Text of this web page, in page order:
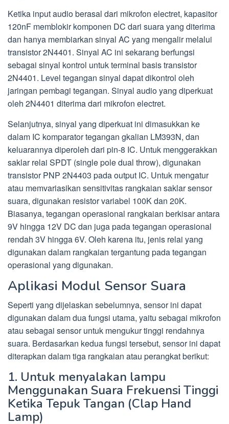
Ketika input audio berasal dari mikrofon electret, kapasitor
120nF memblokir komponen DC dari suara yang diterima
dan hanya membiarkan sinyal AC yang mengalir melalui
transistor 2N4401. Sinyal AC ini sekarang berfungsi
sebagai sinyal kontrol untuk terminal basis transistor
2N4401. Level tegangan sinyal dapat dikontrol oleh
jaringan pembagi tegangan. Sinyal audio yang diperkuat
oleh 2N4401 diterima dari mikrofon electret.
Selanjutnya, sinyal yang diperkuat ini dimasukkan ke
dalam IC komparator tegangan gkalian LM393N, dan
keluarannya diperoleh dari pin-8 IC. Untuk menggerakkan
saklar relai SPDT (single pole dual throw), digunakan
transistor PNP 2N4403 pada output IC. Untuk mengatur
atau memvariasikan sensitivitas rangkaian saklar sensor
suara, digunakan resistor variabel 100K dan 20K.
Biasanya, tegangan operasional rangkaian berkisar antara
9V hingga 12V DC dan juga pada tegangan operasional
rendah 3V hingga 6V. Oleh karena itu, jenis relai yang
digunakan dalam rangkaian tergantung pada tegangan
operasional yang digunakan.
Aplikasi Modul Sensor Suara
Seperti yang dijelaskan sebelumnya, sensor ini dapat
digunakan dalam dua fungsi utama, yaitu sebagai mikrofon
atau sebagai sensor untuk mengukur tinggi rendahnya
suara. Berdasarkan kedua fungsi tersebut, sensor ini dapat
diterapkan dalam tiga rangkaian atau perangkat berikut:
1. Untuk menyalakan lampu
Menggunakan Suara Frekuensi Tinggi
Ketika Tepuk Tangan (Clap Hand
Lamp)